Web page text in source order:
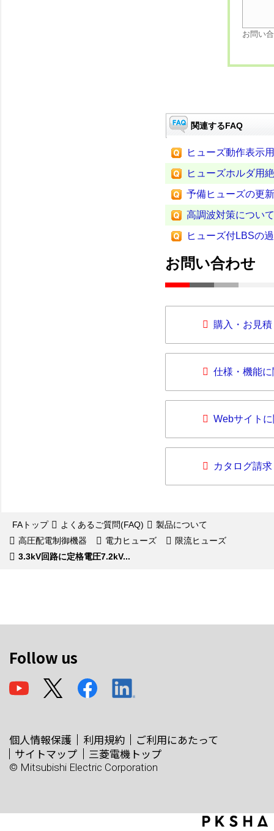
お問い
関連するFAQ
ヒューズ動作表示
ヒューズホルダ用
予備ヒューズの更
高調波対策について
ヒューズ付LBSの
お問い合わせ
購入・お見
仕様・機能
Webサイト
カタログ請求
FAトップ よくあるご質問(FAQ)
製品について
高圧配電制御機器
電力ヒューズ
限流ヒューズ
3.3kV回路に定格電圧7.2kV...
Follow us
個人情報保護 利用規約
ご利用にあたって
サイトマップ
三菱電機トップ
© Mitsubishi Electric Corporation